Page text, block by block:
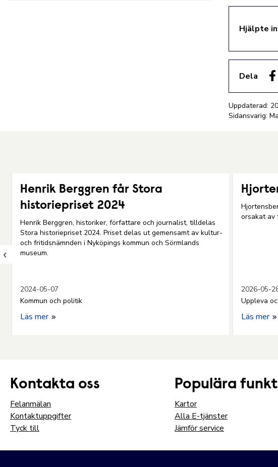
Hjälpte
Dela
Uppdaterad:
Sidansvarig:
Henrik Berggren får Stora
historiepriset 2024
Henrik Berggren, historiker, författare och journalist, tilldelas
Stora historiepriset 2024. Priset delas ut gemensamt av kultur-
och fritidsnämnden i Nyköpings kommun och Sörmlands
museum.
2024-05-07
Kommun och politik
Läs mer
orsakat av
2026-05-
Uppleva
Läs mer
Kontakta oss
Felanmälan
Kontaktuppgifter
Tyck till
Populära
Kartor
Alla E-tjänster
Jämför service